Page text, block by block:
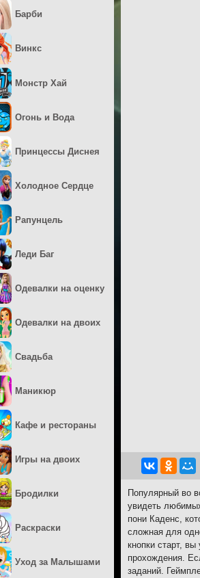
Популярный во
увидеть
пони Каденс,
сложная для
кнопки старт,
прохождения.
заданий.
Барби
Винкс
Монстр Хай
Огонь и Вода
Принцессы Диснея
Холодное Сердце
Рапунцель
Леди Баг
Одевалки на оценку
Одевалки на двоих
Свадьба
Маникюр
Кафе и рестораны
Игры на двоих
Бродилки
Раскраски
Уход за Малышами